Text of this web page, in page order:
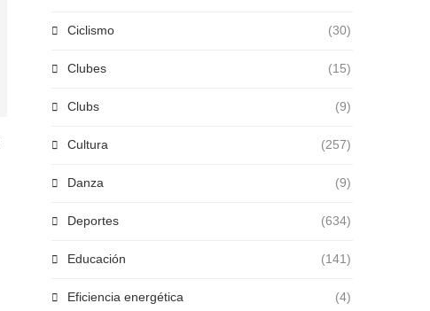
Ciclismo (30)
Clubes (15)
Clubs (9)
Cultura (257)
Danza (9)
Deportes (634)
Educación (141)
Eficiencia energética (4)